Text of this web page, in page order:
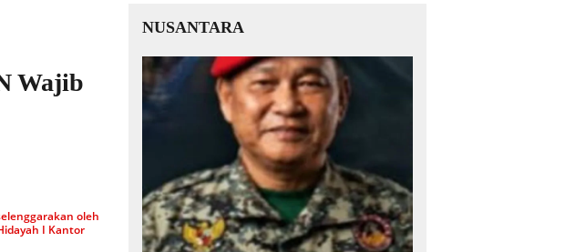
Wajib
oleh
I Kantor
NUSANTARA